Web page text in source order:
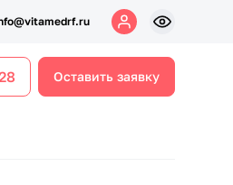
Оставить заявку